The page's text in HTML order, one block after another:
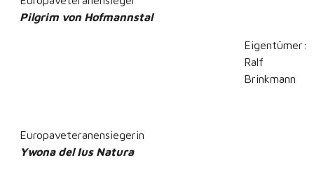
Pilgrim von Hofmannstal
Eigentümer:
Ralf
Brinkmann
Europaveteranensiegerin
Ywona del Ius Natura